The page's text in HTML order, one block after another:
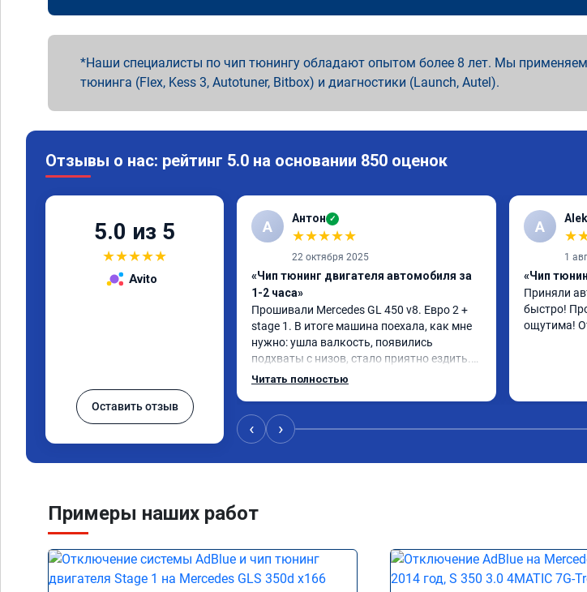
Наши специалисты по чип тюнингу обладают опытом более 8 лет. Мы
тюнинга (Flex, Kess 3, Autotuner, Bitbox) и диагностики (Launch, Autel).
Отзывы о нас: рейтинг 5.0 на основании 850 оценок
5.0 из 5
★★★★★
Avito
Оставить отзыв
А Антон ✓
★★★★★
22 октября 2025
«Чип тюнинг двигателя автомобиля за
1-2 часа»
Прошивали Mercedes GL 450 v8. Евро 2 +
stage 1. В итоге машина поехала, как мне
нужно: ушла валкость, появились
подхваты с низов, стало приятно ездить.
Одни из лучших трат, в авто! 🔥
Читать полностью
A
★
1
«Чип
Приняли
быстро!
ощутима!
‹ ›
Примеры наших работ